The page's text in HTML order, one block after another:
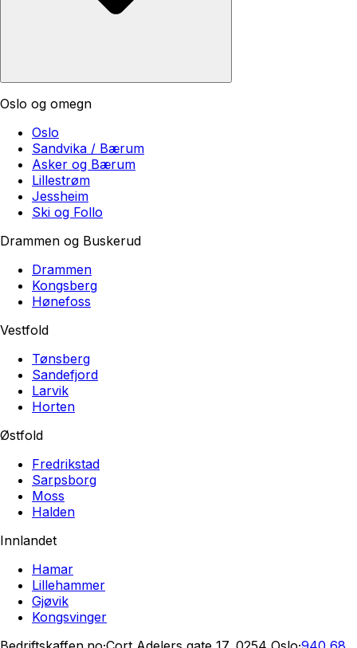
Oslo og omegn
Oslo
Sandvika / Bærum
Asker og Bærum
Lillestrøm
Jessheim
Ski og Follo
Drammen og Buskerud
Drammen
Kongsberg
Hønefoss
Vestfold
Tønsberg
Sandefjord
Larvik
Horten
Østfold
Fredrikstad
Sarpsborg
Moss
Halden
Innlandet
Hamar
Lillehammer
Gjøvik
Kongsvinger